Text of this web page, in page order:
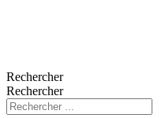
Rechercher
Rechercher